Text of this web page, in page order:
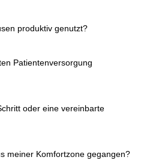
produktiv genutzt?
Patientenversorgung
oder eine vereinbarte
meiner Komfortzone gegangen?